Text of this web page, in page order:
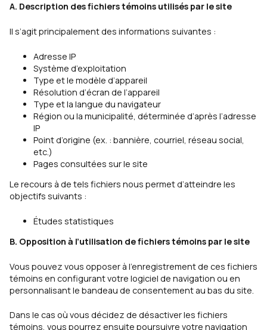
A. Description des fichiers témoins utilisés par le site
II s’agit principalement des informations suivantes :
Adresse IP
Système d’exploitation
Type et le modèle d’appareil
Résolution d’écran de l’appareil
Type et la langue du navigateur
Région ou la municipalité, déterminée d’après l’adresse
IP
Point d’origine (ex. : bannière, courriel, réseau social,
etc.)
Pages consultées sur le site
Le recours à de tels fichiers nous permet d’atteindre les
objectifs suivants :
Études statistiques
B. Opposition à l’utilisation de fichiers témoins par le site
Vous pouvez vous opposer à l’enregistrement de ces fichiers
témoins en configurant votre logiciel de navigation ou en
personnalisant le bandeau de consentement au bas du site.
Dans le cas où vous décidez de désactiver les fichiers
témoins, vous pourrez ensuite poursuivre votre navigation